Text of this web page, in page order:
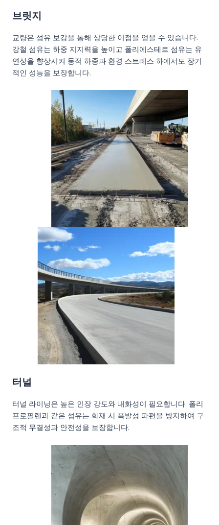
브릿지
교량은 섬유 보강을 통해 상당한 이점을 얻을 수 있습니다.
강철 섬유는 하중 지지력을 높이고 폴리에스테르 섬유는 유
연성을 향상시켜 동적 하중과 환경 스트레스 하에서도 장기
적인 성능을 보장합니다.
터널
터널 라이닝은 높은 인장 강도와 내화성이 필요합니다. 폴리
프로필렌과 같은 섬유는 화재 시 폭발성 파편을 방지하여 구
조적 무결성과 안전성을 보장합니다.